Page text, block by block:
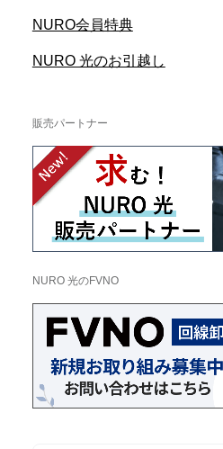
NURO会員特典
NURO 光のお引越し
販売パートナー
NURO 光のFVNO